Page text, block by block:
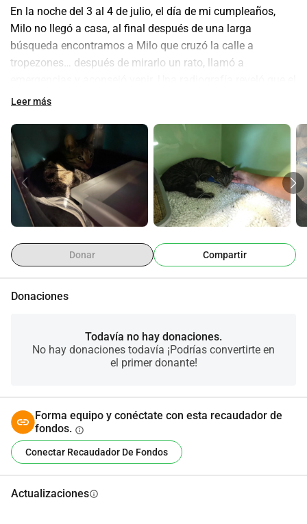
En la noche del 3 al 4 de julio, el día de mi cumpleaños,
Milo no llegó a casa, al final después de una larga
búsqueda encontramos a Milo que cruzó la calle a
tropezones… después de mirarlo un rato, llamó a
estómago de Milo había sido empujado a través de su caja
la sospecha a raíz de una colisión… El consejo llegó para
actuar y operar de inmediato, por lo tanto, los costos
ascendieron a 4000 euros sin incluir la asistencia posterior,
en parte gracias a la tarifa nocturna y de fin de semana.
Eso estaba fuera de nuestro presupuesto y parecía que
quedarnos dormidos era la única opción. Sin embargo, al
lo que anula la tarifa adicional, afortunadamente, Milo
sobrevivió a la mañana y se sometió a la cirugía con éxito.
aún es demasiado alto para nosotros ... ¡todo es
enormemente y eternamente agradecidos!
Leer más
Donar Compartir
Donaciones
Todavía no hay donaciones.
No hay donaciones todavía ¡Podrías convertirte en
el primer donante!
Forma equipo y conéctate con esta recaudador de
fondos. info
Conectar Recaudador De Fondos
Actualizacionesinfo